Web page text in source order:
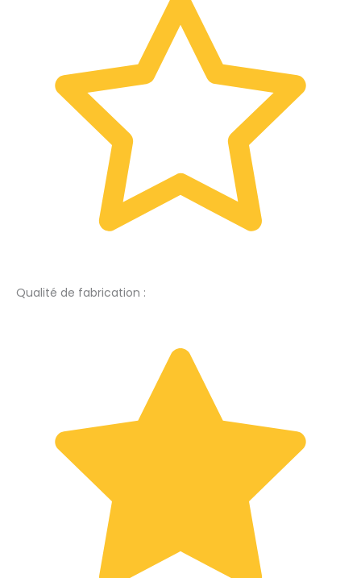
Qualité de fabrication :